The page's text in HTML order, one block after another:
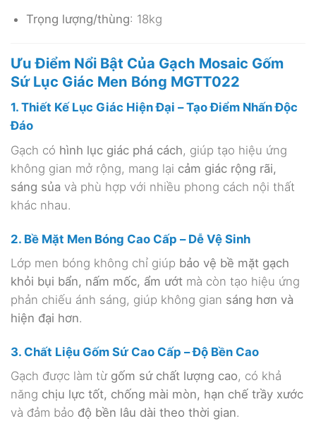
Trọng lượng/thùng: 18kg
Ưu Điểm Nổi Bật Của Gạch Mosaic Gốm
Sứ Lục Giác Men Bóng MGTT022
1. Thiết Kế Lục Giác Hiện Đại – Tạo Điểm Nhấn Độc
Đáo
Gạch có hình lục giác phá cách, giúp tạo hiệu ứng
không gian mở rộng, mang lại cảm giác rộng rãi,
sáng sủa và phù hợp với nhiều phong cách nội thất
khác nhau.
2. Bề Mặt Men Bóng Cao Cấp – Dễ Vệ Sinh
Lớp men bóng không chỉ giúp bảo vệ bề mặt gạch
khỏi bụi bẩn, nấm mốc, ẩm ướt mà còn tạo hiệu ứng
phản chiếu ánh sáng, giúp không gian sáng hơn và
hiện đại hơn.
3. Chất Liệu Gốm Sứ Cao Cấp – Độ Bền Cao
Gạch được làm từ gốm sứ chất lượng cao, có khả
năng chịu lực tốt, chống mài mòn, hạn chế trầy xước
và đảm bảo độ bền lâu dài theo thời gian.